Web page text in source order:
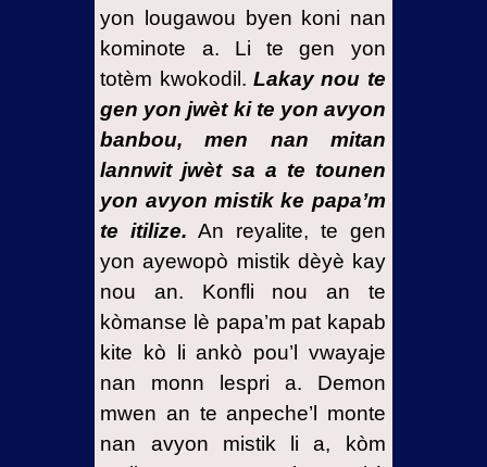
yon lougawou byen koni nan
kominote a. Li te gen yon
totèm kwokodil.Lakay nou te
gen yon jwèt ki te yon avyon
banbou, men nan mitan
lannwit jwèt sa a te tounen
yon avyon mistik ke papa’m
te itilize. An reyalite, te gen
yon ayewopò mistik dèyè kay
nou an. Konfli nou an te
kòmanse lè papa’m pat kapab
kite kò li ankò pou’l vwayaje
nan monn lespri a. Demon
mwen an te anpeche’l monte
nan avyon mistik li a, kòm